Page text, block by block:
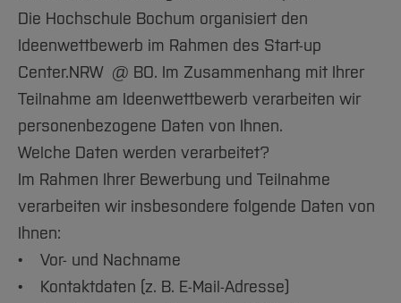
Die Hochschule Bochum organisiert den
Ideenwettbewerb im Rahmen des Start-up
Center.NRW @ BO. Im Zusammenhang mit Ihrer
Teilnahme am Ideenwettbewerb verarbeiten wir
personenbezogene Daten von Ihnen.
Welche Daten werden verarbeitet?
Im Rahmen Ihrer Bewerbung und Teilnahme
verarbeiten wir insbesondere folgende Daten von
Ihnen:
• Vor- und Nachname
• Kontaktdaten (z. B. E-Mail-Adresse)